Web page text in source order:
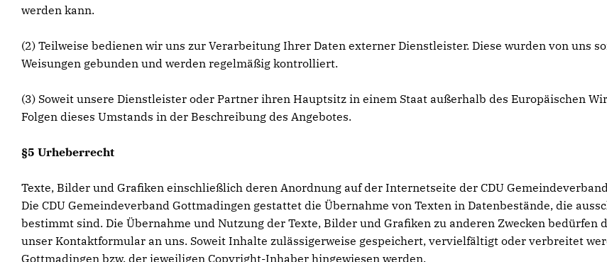
werden kann.
(2) Teilweise bedienen wir uns zur Verarbeitung Ihrer Daten externer Dienstleister. Diese wurden von uns
Weisungen gebunden und werden regelmäßig kontrolliert.
(3) Soweit unsere Dienstleister oder Partner ihren Hauptsitz in einem Staat außerhalb des Europäischen
Folgen dieses Umstands in der Beschreibung des Angebotes.
§5 Urheberrecht
Texte, Bilder und Grafiken einschließlich deren Anordnung auf der Internetseite der CDU
Die CDU Gemeindeverband Gottmadingen gestattet die Übernahme von Texten in Datenbestände, die
bestimmt sind. Die Übernahme und Nutzung der Texte, Bilder und Grafiken zu anderen Zwecken
unser Kontaktformular an uns. Soweit Inhalte zulässigerweise gespeichert, vervielfältigt oder verbreitet
Gottmadingen bzw. der jeweiligen Copyright-Inhaber hingewiesen werden.